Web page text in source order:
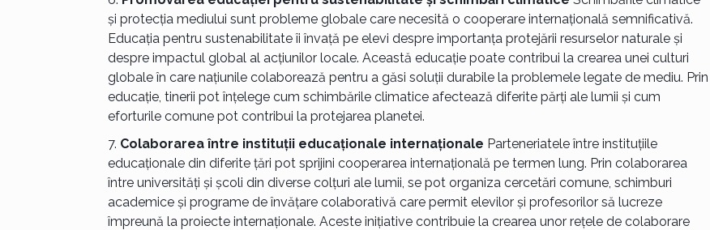
și protecția mediului sunt probleme globale care necesită o cooperare internațională semnificativă.
Educația pentru sustenabilitate îi învață pe elevi despre importanța protejării resurselor naturale și
despre impactul global al acțiunilor locale. Această educație poate contribui la crearea unei culturi
globale în care națiunile colaborează pentru a găsi soluții durabile la problemele legate de mediu. Prin
educație, tinerii pot înțelege cum schimbările climatice afectează diferite părți ale lumii și cum
eforturile comune pot contribui la protejarea planetei.
Colaborarea între instituții educaționale internaționale Parteneriatele între instituțiile
educaționale din diferite țări pot sprijini cooperarea internațională pe termen lung. Prin colaborarea
între universități și școli din diverse colțuri ale lumii, se pot organiza cercetări comune, schimburi
academice și programe de învățare colaborativă care permit elevilor și profesorilor să lucreze
împreună la proiecte internaționale. Aceste inițiative contribuie la crearea unor rețele de colaborare